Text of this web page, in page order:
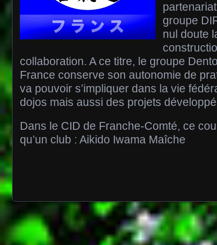
groupe
nul doute
collaboration. A ce titre, le groupe
France conserve son autonomie de
va pouvoir s’impliquer dans la vie
dojos mais aussi des projets
Dans le CID de Franche-Comté, ce
qu’un club : Aikido Iwama Maîche
Posts navigation